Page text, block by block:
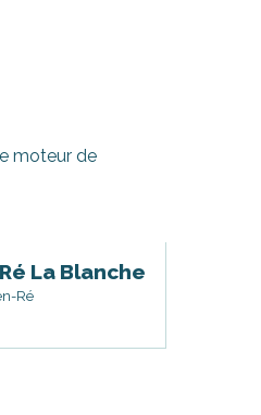
moteur de
La Blanche
Ré